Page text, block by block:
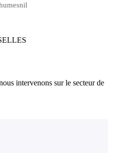
intervenons sur le secteur de